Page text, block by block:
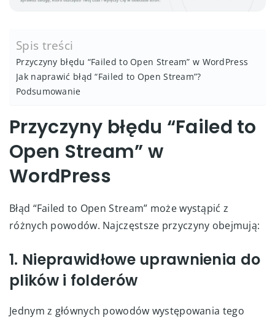
Spis treści
Przyczyny błędu “Failed to Open Stream” w WordPress
Jak naprawić błąd “Failed to Open Stream”?
Podsumowanie
Przyczyny błędu “Failed to
Open Stream” w
WordPress
Błąd “Failed to Open Stream” może wystąpić z
różnych powodów. Najczęstsze przyczyny obejmują:
1. Nieprawidłowe uprawnienia do
plików i folderów
Jednym z głównych powodów występowania tego